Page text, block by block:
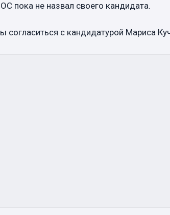
пока не назвал своего кандидата.
согласиться с кандидатурой Мариса